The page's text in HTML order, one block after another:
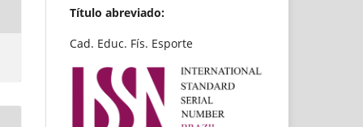
Título abreviado:
Cad. Educ. Fís. Esporte